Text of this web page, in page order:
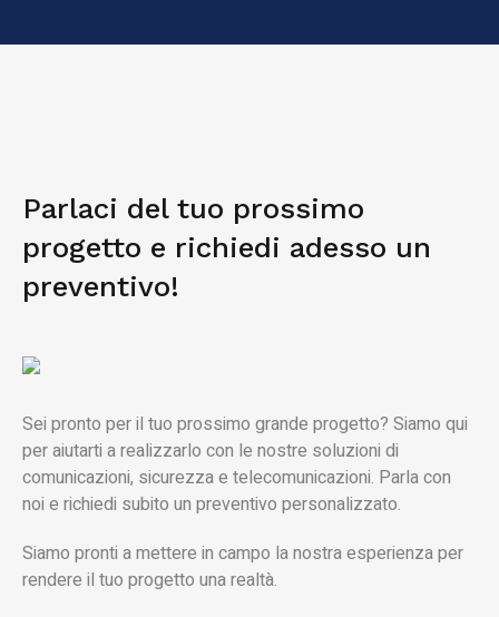
Parlaci del tuo prossimo
progetto e richiedi adesso un
preventivo!
Sei pronto per il tuo prossimo grande progetto? Siamo qui
per aiutarti a realizzarlo con le nostre soluzioni di
comunicazioni, sicurezza e telecomunicazioni. Parla con
noi e richiedi subito un preventivo personalizzato.
Siamo pronti a mettere in campo la nostra esperienza per
rendere il tuo progetto una realtà.